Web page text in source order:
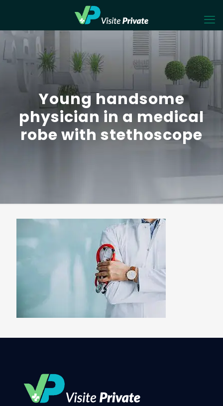
Young handsome
physician in a medical
robe with stethoscope